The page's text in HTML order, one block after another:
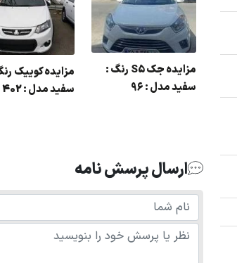
مزایده کوییک
سفید مدل : 402
مزایده جک S5 رنگ :
سفید مدل : 96
ارسال پرسش نامه